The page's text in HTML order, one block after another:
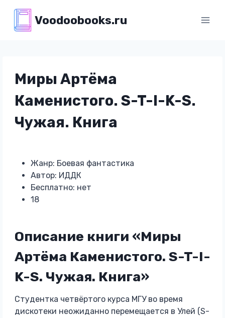
содержимому
Voodoobooks.ru
Миры Артёма
Каменистого. S-T-I-K-S.
Чужая. Книга
Жанр: Боевая фантастика
Автор: ИДДК
Бесплатно: нет
18
Описание книги «Миры
Артёма Каменистого. S-T-I-
K-S. Чужая. Книга»
Студентка четвёртого курса МГУ во время
дискотеки неожиданно перемещается в Улей (S-